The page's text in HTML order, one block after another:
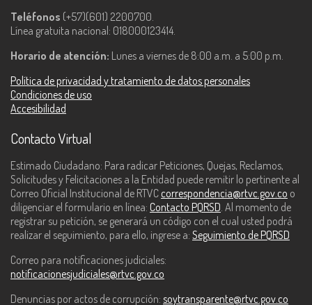
Teléfonos (+57)(601) 2200700.
Línea gratuita nacional: 018000123414.
Horario de atención: Lunes a viernes de 8:00 a.m. a 5:00 p.m.
Política de privacidad y tratamiento de datos personales
Condiciones de uso
Accesibilidad
Contacto Virtual
Estimado Ciudadano: Para radicar Peticiones, Quejas, Reclamos,
Solicitudes y Felicitaciones a la Entidad puede remitir lo pertinente al
Correo Oficial Institucional de RTVC correspondencia@rtvc.gov.co o
diligenciar el formulario en línea: Contacto PQRSD. Al momento de
registrar su petición, se generará un código con el cual usted podrá
realizar el seguimiento, para ello, ingrese a: Seguimiento de PQRSD
Correo para notificaciones judiciales:
notificacionesjudiciales@rtvc.gov.co
Denuncias por actos de corrupción: soytransparente@rtvc.gov.co